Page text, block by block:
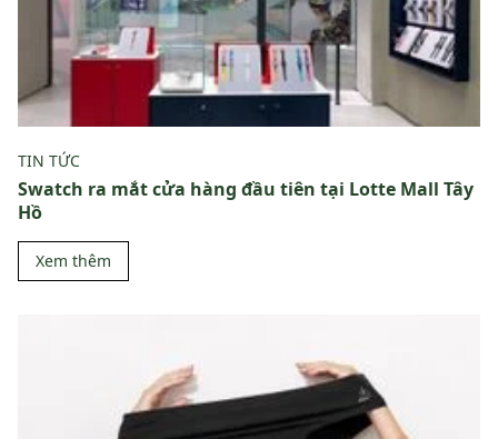
TIN TỨC
Swatch ra mắt cửa hàng đầu tiên tại Lotte Mall Tây
Hồ
Xem thêm